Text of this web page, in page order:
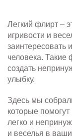
Легкий флирт –
игривости и
заинтересовать
человека. Такие
создать
улыбку.
Здесь мы
которые
легко и
и веселья в